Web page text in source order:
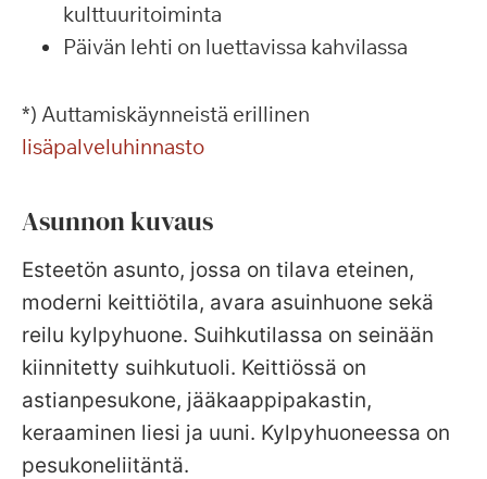
kulttuuritoiminta
Päivän lehti on luettavissa kahvilassa
*) Auttamiskäynneistä erillinen
lisäpalveluhinnasto
Asunnon kuvaus
Esteetön asunto, jossa on tilava eteinen,
moderni keittiötila, avara asuinhuone sekä
reilu kylpyhuone. Suihkutilassa on seinään
kiinnitetty suihkutuoli. Keittiössä on
astianpesukone, jääkaappipakastin,
keraaminen liesi ja uuni. Kylpyhuoneessa on
pesukoneliitäntä.